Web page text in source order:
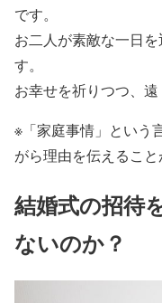
です。
お二人が素敵な一日
す。
お幸せを祈りつつ、遠
※「家庭事情」という
がら理由を伝えること
結婚式の招待
ないのか？